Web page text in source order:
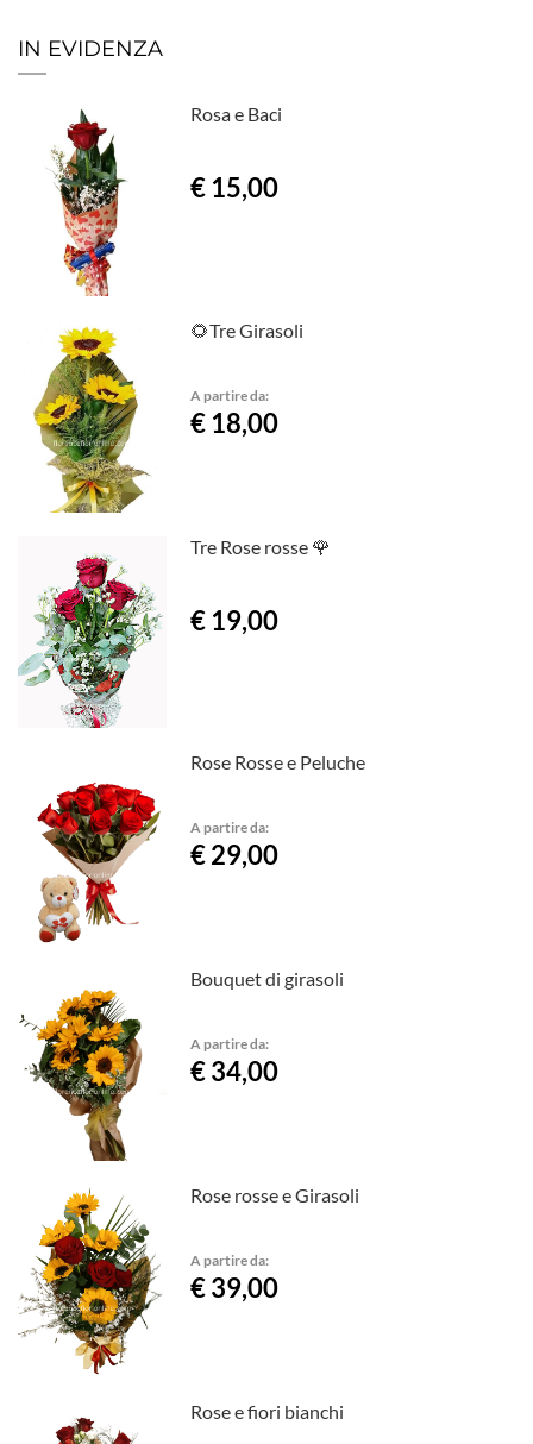
IN EVIDENZA
Rosa e Baci
€ 15,00
🌻Tre Girasoli
A partire da:
€ 18,00
Tre Rose rosse 🌹
€ 19,00
Rose Rosse e Peluche
A partire da:
€ 29,00
Bouquet di girasoli
A partire da:
€ 34,00
Rose rosse e Girasoli
A partire da:
€ 39,00
Rose e fiori bianchi